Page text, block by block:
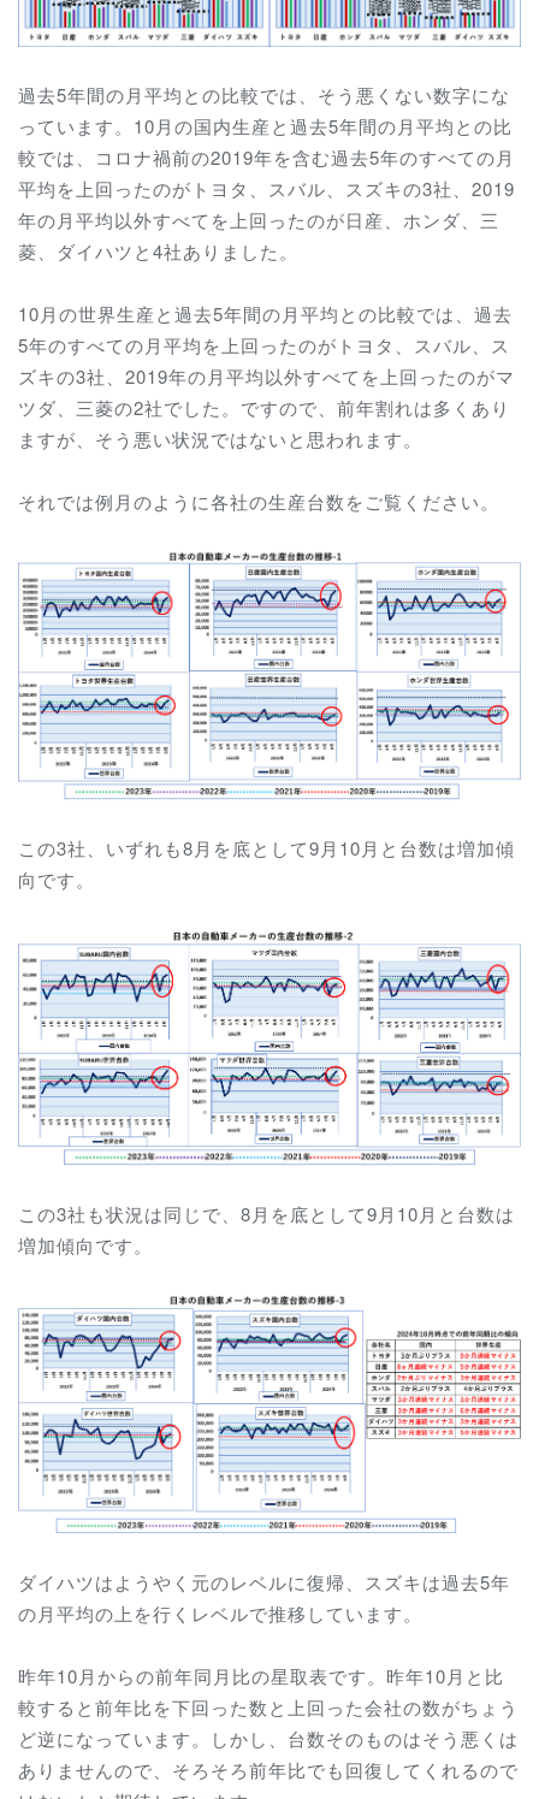
過去5年間の月平均との比較では、そう悪くない数字にな
っています。10月の国内生産と過去5年間の月平均との比
較では、コロナ禍前の2019年を含む過去5年のすべての月
平均を上回ったのがトヨタ、スバル、スズキの3社、2019
年の月平均以外すべてを上回ったのが日産、ホンダ、三
菱、ダイハツと4社ありました。
10月の世界生産と過去5年間の月平均との比較では、 過去
5年のすべての月平均を上回ったのがトヨタ、スバル、ス
ズキの3社、 2019年の月平均以外すべてを上回ったのがマ
ツダ、三菱の2社でした。ですので、前年割れは多くあり
ますが、そう悪い状況ではないと思われます。
それでは例月のように各社の生産台数をご覧ください。
この3社、いずれも8月を底として9月10月と台数は増加傾
向です。
この3社も状況は同じで、8月を底として9月10月と台数は
増加傾向です。
ダイハツはようやく元のレベルに復帰、スズキは過去5年
の月平均の上を行くレベルで推移しています。
昨年10月からの前年同月比の星取表です。昨年10月と比
較すると前年比を下回った数と上回った会社の数がちょう
ど逆になっています。しかし、台数そのものはそう悪くは
ありませんので、そろそろ前年比でも回復してくれるので